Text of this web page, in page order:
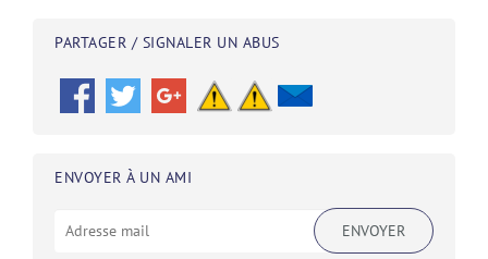
PARTAGER / SIGNALER UN ABUS
ENVOYER À UN AMI
ENVOYER